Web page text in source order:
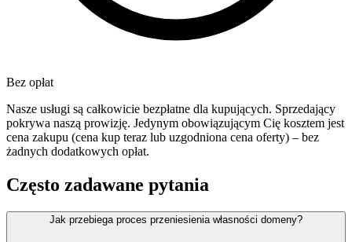
Bez opłat
Nasze usługi są całkowicie bezpłatne dla kupujących. Sprzedający
pokrywa naszą prowizję. Jedynym obowiązującym Cię kosztem jest
cena zakupu (cena kup teraz lub uzgodniona cena oferty) – bez
żadnych dodatkowych opłat.
Często zadawane pytania
Jak przebiega proces przeniesienia własności domeny?